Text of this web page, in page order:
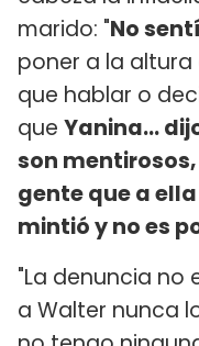
marido: "No
poner a la
que hablar o
que Yanina...
son
gente que a
mintió y no es
"La denuncia no
a Walter nunca